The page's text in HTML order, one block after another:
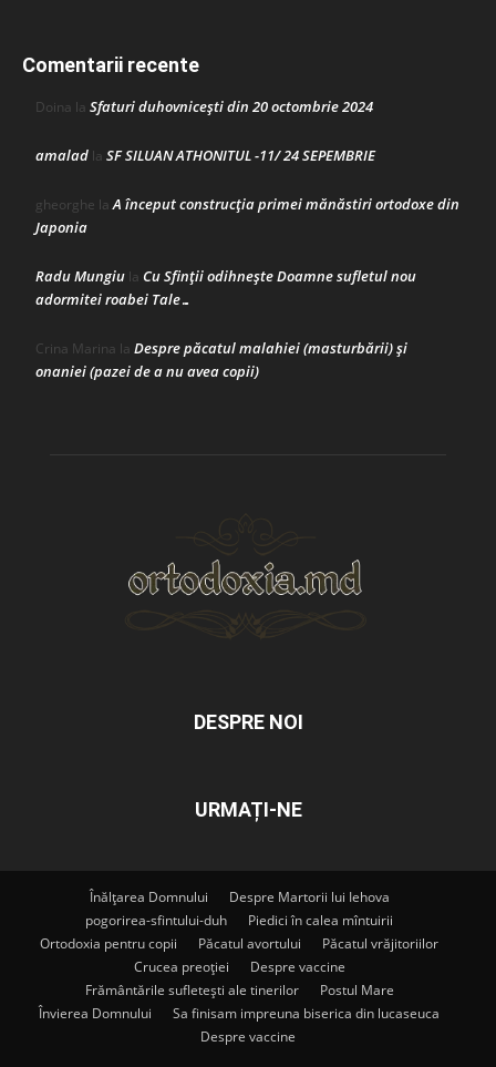
Comentarii recente
Doina la Sfaturi duhovnicești din 20 octombrie 2024
amalad la SF SILUAN ATHONITUL -11/ 24 SEPEMBRIE
gheorghe laA început construcţia primei mănăstiri ortodoxe din
Japonia
Radu Mungiu la Cu Sfinții odihnește Doamne sufletul nou
adormitei roabei Tale…
Crina Marina la Despre păcatul malahiei (masturbării) şi
onaniei (pazei de a nu avea copii)
DESPRE NOI
URMAȚI-NE
Înălțarea Domnului
Despre Martorii lui Iehova
pogorirea-sfintului-duh
Piedici în calea mîntuirii
Ortodoxia pentru copii
Păcatul avortului
Păcatul vrăjitoriilor
Crucea preoției
Despre vaccine
Frământările sufletești ale tinerilor
Postul Mare
Învierea Domnului
Sa finisam impreuna biserica din lucaseuca
Despre vaccine